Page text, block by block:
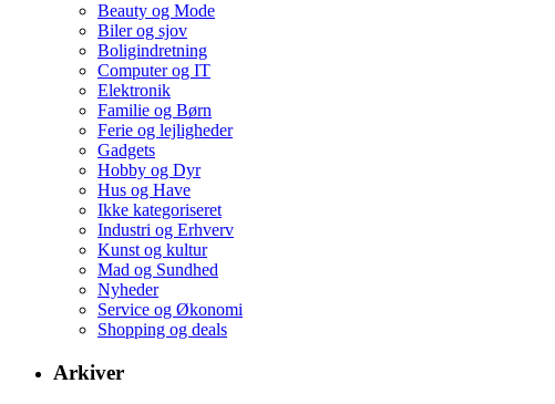
Beauty og Mode
Biler og sjov
Boligindretning
Computer og IT
Elektronik
Familie og Børn
Ferie og lejligheder
Gadgets
Hobby og Dyr
Hus og Have
Ikke kategoriseret
Industri og Erhverv
Kunst og kultur
Mad og Sundhed
Nyheder
Service og Økonomi
Shopping og deals
Arkiver